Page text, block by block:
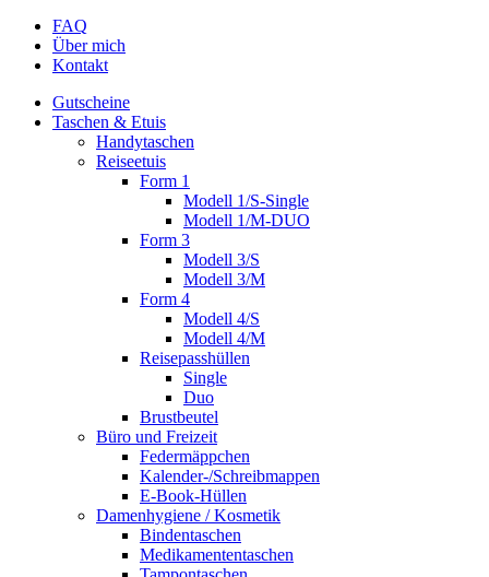
FAQ
Über mich
Kontakt
Gutscheine
Taschen & Etuis
Handytaschen
Reiseetuis
Form 1
Modell 1/S-Single
Modell 1/M-DUO
Form 3
Modell 3/S
Modell 3/M
Form 4
Modell 4/S
Modell 4/M
Reisepasshüllen
Single
Duo
Brustbeutel
Büro und Freizeit
Federmäppchen
Kalender-/Schreibmappen
E-Book-Hüllen
Damenhygiene / Kosmetik
Bindentaschen
Medikamententaschen